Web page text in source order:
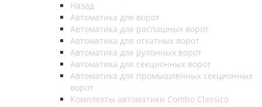
Назад
Автоматика для ворот
Автоматика для распашных ворот
Автоматика для откатных ворот
Автоматика для рулонных ворот
Автоматика для секционных ворот
Автоматика для промышленных секционных
ворот
Комплекты автоматики Combo Classico